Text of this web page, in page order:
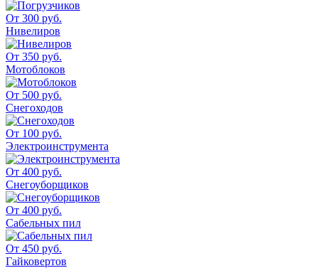
От 300 руб.
Нивелиров
От 350 руб.
Мотоблоков
От 500 руб.
Снегоходов
От 100 руб.
Электроинструмента
От 400 руб.
Снегоуборщиков
От 400 руб.
Сабельных пил
От 450 руб.
Гайковертов